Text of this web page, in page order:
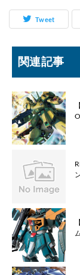
Tweet
関連記事